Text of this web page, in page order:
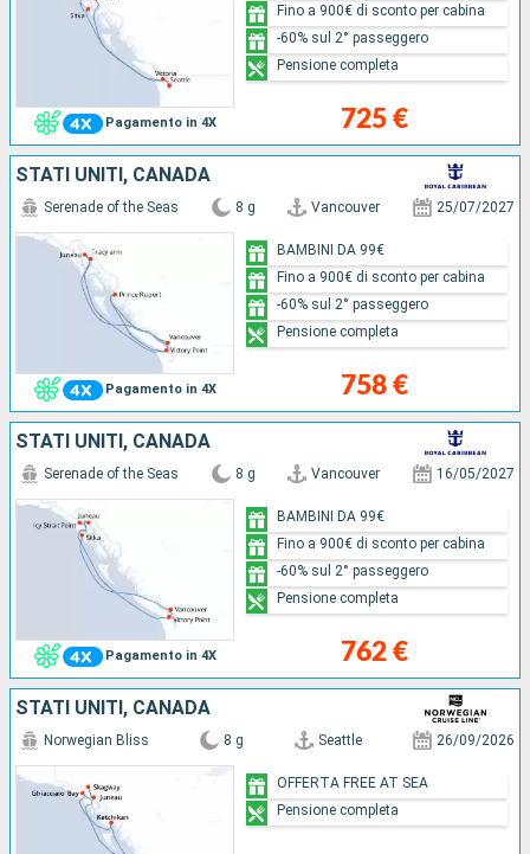
Pagamento in 4X 725 €
Fino a 900€ di sconto per cabina
-60% sul 2° passeggero
Pensione completa
STATI UNITI, CANADA
Pagamento in 4X
Serenade of the Seas 8 g Vancouver 25/07/2027
758 €
BAMBINI DA 99€
Fino a 900€ di sconto per cabina
-60% sul 2° passeggero
Pensione completa
STATI UNITI, CANADA
Pagamento in 4X
Serenade of the Seas 8 g Vancouver 16/05/2027
762 €
BAMBINI DA 99€
Fino a 900€ di sconto per cabina
-60% sul 2° passeggero
Pensione completa
STATI UNITI, CANADA
Norwegian Bliss 8 g Seattle 26/09/2026
OFFERTA FREE AT SEA
Pensione completa